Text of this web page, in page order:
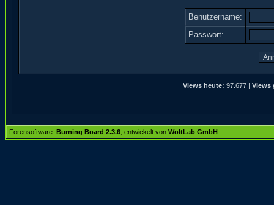
Benutzername:
Passwort:
Views heute: 97.677 | Views
Forensoftware: Burning Board 2.3.6 , entwickelt von WoltLab GmbH